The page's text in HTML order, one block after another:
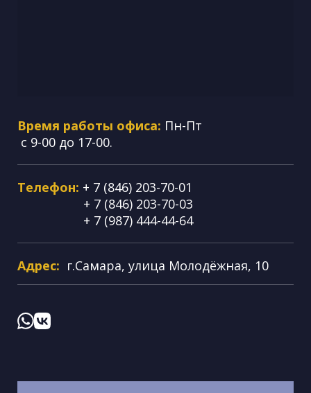
Время работы офиса: Пн-Пт
с 9-00 до 17-00.
Телефон: + 7 (846) 203-70-01
+ 7 (846) 203-70-03
+ 7 (987) 444-44-64
Адрес: г.Самара, улица Молодёжная, 10